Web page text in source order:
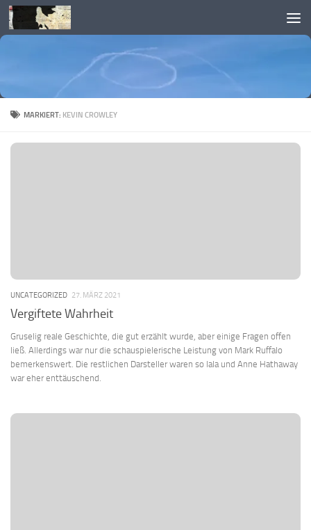
Skip to content
MARKIERT: KEVIN CROWLEY
UNCATEGORIZED 27. MÄRZ 2021
Vergiftete Wahrheit
Gruselig reale Geschichte, die gut erzählt wurde, aber einige Fragen offen
ließ. Allerdings war nur die schauspielerische Leistung von Mark Ruffalo
bemerkenswert. Die restlichen Darsteller waren so lala und Anne Hathaway
war eher enttäuschend.